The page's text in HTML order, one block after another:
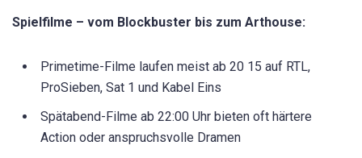
Spielfilme – vom Blockbuster bis zum Arthouse:
Primetime-Filme laufen meist ab 20 15 auf RTL,
ProSieben, Sat 1 und Kabel Eins
Spätabend-Filme ab 22:00 Uhr bieten oft härtere
Action oder anspruchsvolle Dramen